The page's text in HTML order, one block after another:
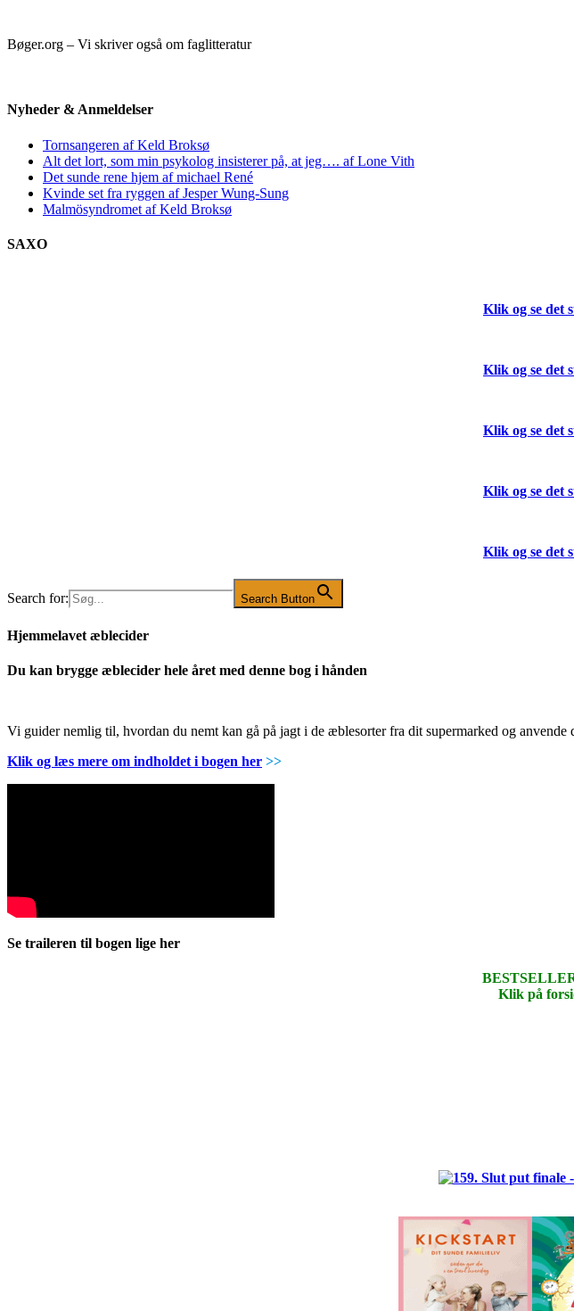
Bøger.org – Vi skriver også om faglitteratur
Nyheder & Anmeldelser
Tornsangeren af Keld Broksø
Alt det lort, som min psykolog insisterer på, at jeg…. af Lone Vith
Det sunde rene hjem af michael René
Kvinde set fra ryggen af Jesper Wung-Sung
Malmösyndromet af Keld Broksø
SAXO
Klik og se det
Klik og se det
Klik og se det
Klik og se det
Klik og se det
Search for: Search Button
Hjemmelavet æblecider
Du kan brygge æblecider hele året med denne bog i hånden
Vi guider nemlig til, hvordan du nemt kan gå på jagt i de æblesorter fra dit supermarked og
Klik og læs mere om indholdet i bogen her >>
Se traileren til bogen lige her
Klik på